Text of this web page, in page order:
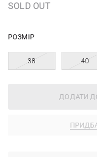
SOLD OUT
РОЗМІР
38 40
ДОДАТИ